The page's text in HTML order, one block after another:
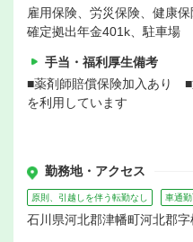
雇用保険、労災保険、健康
確定拠出年金401k、駐車場
手当・福利厚生備考
■薬剤師賠償保険加入あり
を利用しています
勤務地・アクセス
原則、引越しを伴う転勤なし 車通
石川県河北郡津幡町河北郡